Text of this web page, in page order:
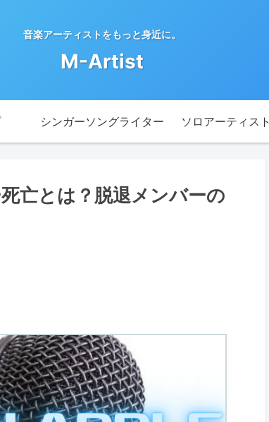
音楽アーティストをもっと身近に。
M-Artist
シンガーソングライター ソロアーティスト
亡とは？脱退メンバーの